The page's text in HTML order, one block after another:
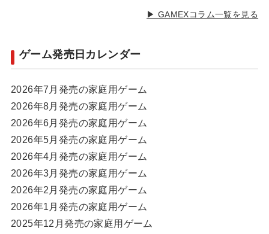
▶ GAMEXコラム一覧を見る
ゲーム発売日カレンダー
2026年7月発売の家庭用ゲーム
2026年8月発売の家庭用ゲーム
2026年6月発売の家庭用ゲーム
2026年5月発売の家庭用ゲーム
2026年4月発売の家庭用ゲーム
2026年3月発売の家庭用ゲーム
2026年2月発売の家庭用ゲーム
2026年1月発売の家庭用ゲーム
2025年12月発売の家庭用ゲーム